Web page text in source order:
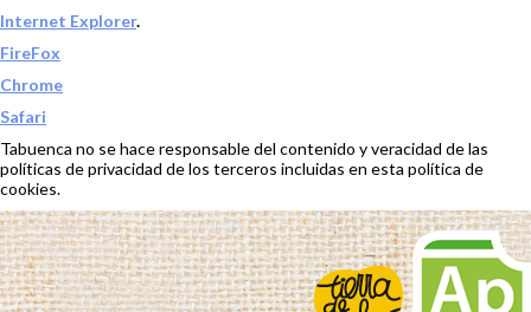
Internet Explorer.
FireFox
Chrome
Safari
Tabuenca no se hace responsable del contenido y veracidad de las
políticas de privacidad de los terceros incluidas en esta política de
cookies.